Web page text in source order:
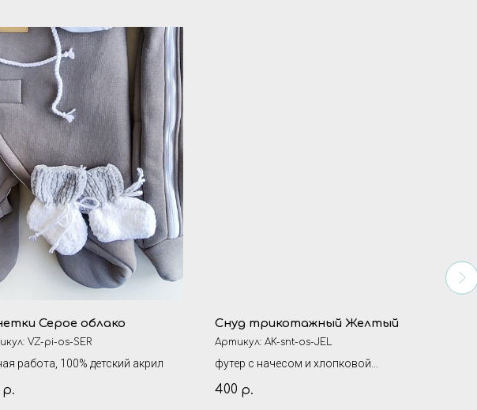
Серое облако
VZ-pi-os-SER
работа, 100% детский акрил
р.
Снуд трикотажный Желтый
Артикул: AK-snt-os-JEL
футер с начесом и хлопковой
400 р.